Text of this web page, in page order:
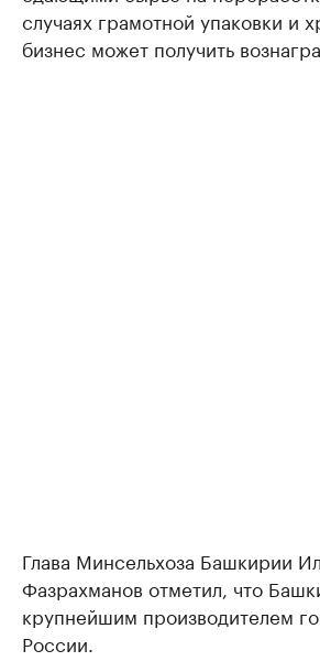
случаях грамотной упаковки и
бизнес может получить
Глава Минсельхоза Башкирии
Фазрахманов отметил, что
крупнейшим производителем
России.